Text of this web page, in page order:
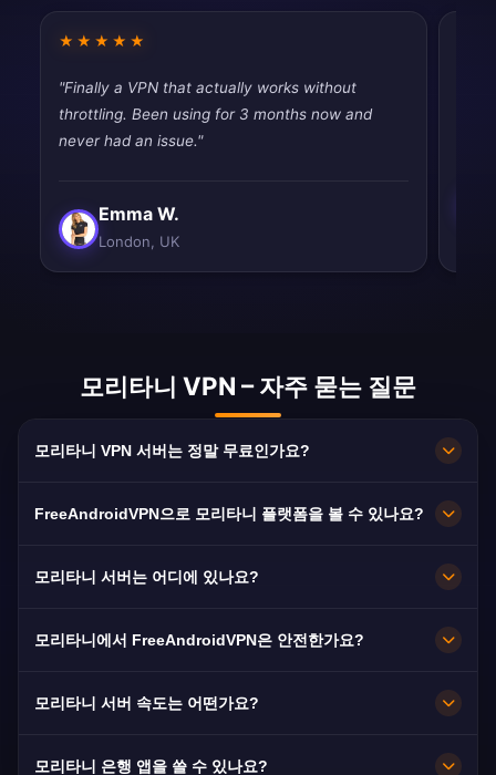
★★★★★
"Finally a VPN that actually works without
throttling. Been using for 3 months now and
never had an issue."
Emma W.
London, UK
모리타니 VPN – 자주 묻는 질문
모리타니 VPN 서버는 정말 무료인가요?
가입 없이 무제한 대역폭으로 이용할 수 있습니다.
FreeAndroidVPN으로 모리타니 플랫폼을 볼 수 있나요?
최적화되어 있어 보통 끊김 없이 HD로 시청할 수
모리타니 서버는 어디에 있나요?
되며 장애 시 가장 가까운 서버로 자동 전환됩니
모리타니에서 FreeAndroidVPN은 안전한가요?
네. AES-256 암호화와 엄격한 노로그 정책으로 이
용 기록이 남지 않습니다.
모리타니 서버 속도는 어떤가요?
10Gbps 용량으로 매우 빠릅니다. 모리타니의 평균
모리타니 은행 앱을 쓸 수 있나요?